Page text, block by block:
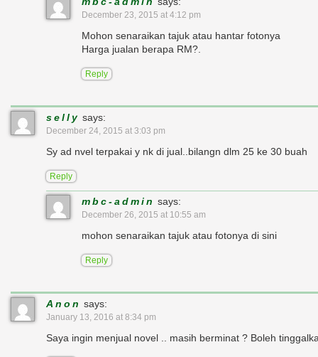
December 23, 2015 at 4:12 pm
Mohon senaraikan tajuk atau hantar fotonya
Harga jualan berapa RM?.
Reply
selly says:
December 24, 2015 at 3:03 pm
Sy ad nvel terpakai y nk di jual..bilangn dlm 25 ke 30 buah
Reply
mbc-admin says:
December 26, 2015 at 10:55 am
mohon senaraikan tajuk atau fotonya di sini
Reply
Anon says:
January 13, 2016 at 8:34 pm
Saya ingin menjual novel .. masih berminat ? Boleh